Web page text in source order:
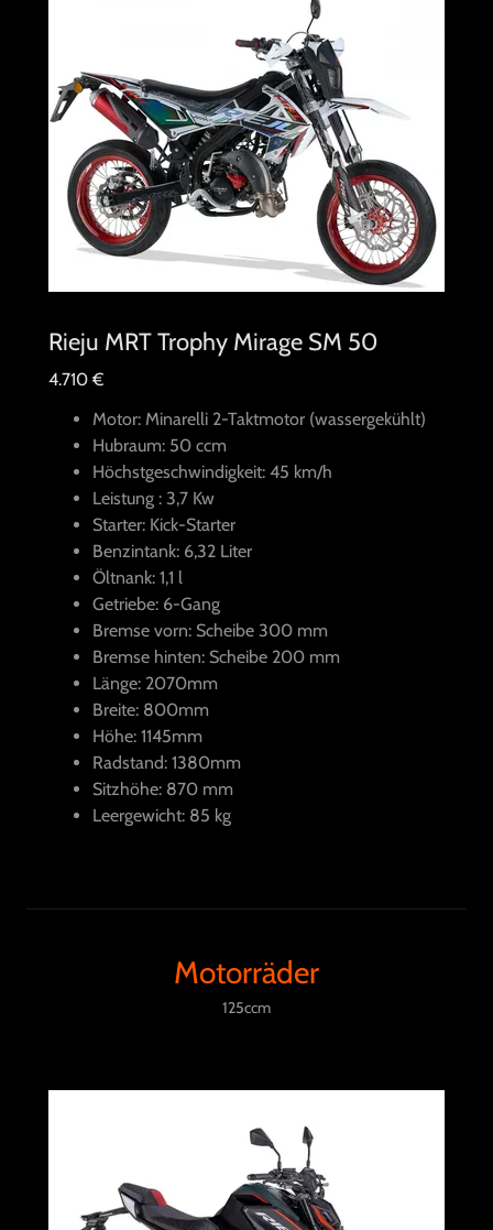
Rieju MRT Trophy Mirage SM 50
4.710 €
Motor: Minarelli 2-Taktmotor (wassergekühlt)
Hubraum: 50 ccm
Höchstgeschwindigkeit: 45 km/h
Leistung : 3,7 Kw
Starter: Kick-Starter
Benzintank: 6,32 Liter
Öltnank: 1,1 l
Getriebe: 6-Gang
Bremse vorn: Scheibe 300 mm
Bremse hinten: Scheibe 200 mm
Länge: 2070mm
Breite: 800mm
Höhe: 1145mm
Radstand: 1380mm
Sitzhöhe: 870 mm
Leergewicht: 85 kg
Motorräder
125ccm